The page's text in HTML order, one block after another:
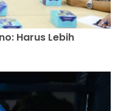
Harus Lebih